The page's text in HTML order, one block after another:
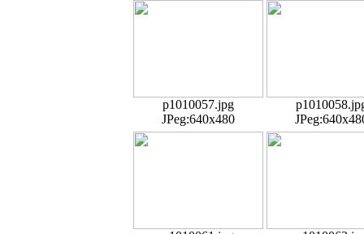
p1010057.jpg
JPeg:640x480